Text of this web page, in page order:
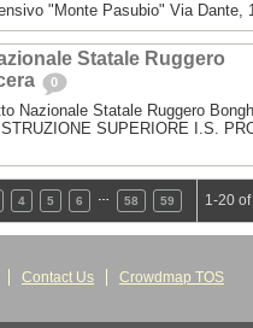
"Monte Pasubio" Via Dante,
Statale Ruggero
0
Nazionale Statale Ruggero
SUPERIORE I.S.
4 5 6 58 59 1-20
Contact Us Crowdmap TOS